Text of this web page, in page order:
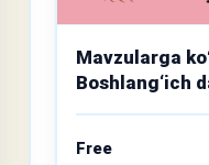
Mavzularga
Boshlang‘ich
so‘z
Free